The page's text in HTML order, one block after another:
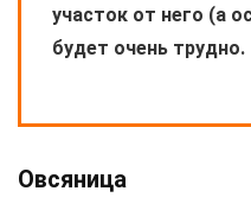
участок от него (а
будет очень трудно.
Овсяница